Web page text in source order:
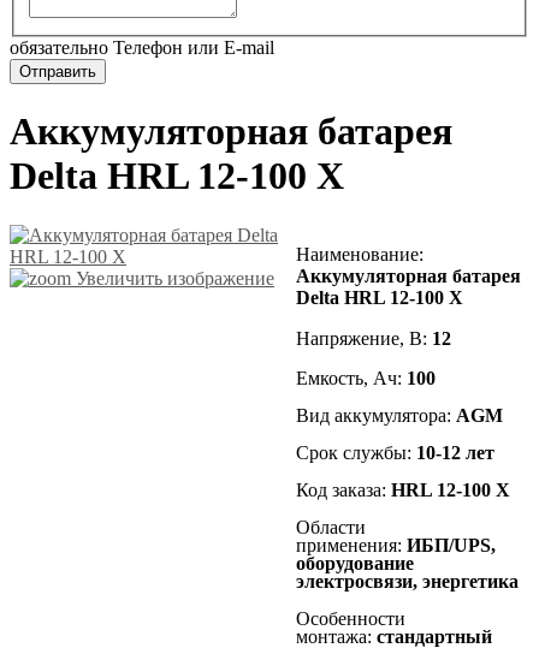
обязательно Телефон или E-mail
Аккумуляторная батарея
Delta HRL 12-100 X
Увеличить изображение
Наименование:
Аккумуляторная батарея
Delta HRL 12-100 X
Напряжение, В: 12
Емкость, Ач: 100
Вид аккумулятора: AGM
Срок службы: 10-12лет
Код заказа: HRL 12-100 X
Области
применения: ИБП/UPS,
оборудование
электросвязи, энергетика
Особенности
монтажа: стандартный